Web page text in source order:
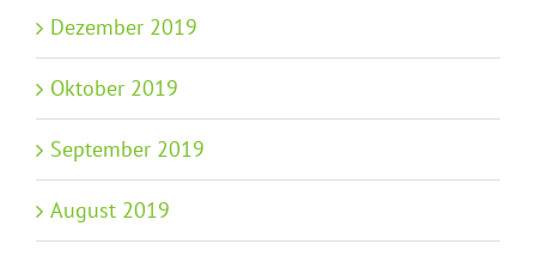
Dezember 2019
Oktober 2019
September 2019
August 2019